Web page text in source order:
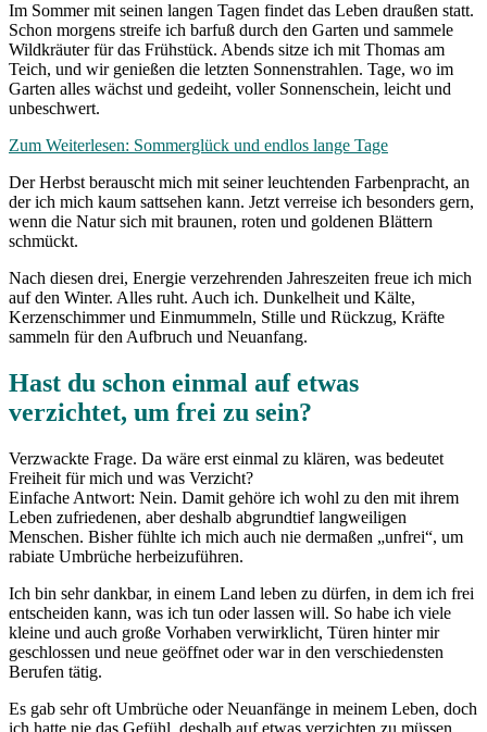
Im Sommer mit seinen langen Tagen findet das Leben draußen statt.
Schon morgens streife ich barfuß durch den Garten und sammele
Wildkräuter für das Frühstück. Abends sitze ich mit Thomas am
Teich, und wir genießen die letzten Sonnenstrahlen. Tage, wo im
Garten alles wächst und gedeiht, voller Sonnenschein, leicht und
unbeschwert.
Zum Weiterlesen: Sommerglück und endlos lange Tage
Der Herbst berauscht mich mit seiner leuchtenden Farbenpracht, an
der ich mich kaum sattsehen kann. Jetzt verreise ich besonders gern,
wenn die Natur sich mit braunen, roten und goldenen Blättern
schmückt.
Nach diesen drei, Energie verzehrenden Jahreszeiten freue ich mich
auf den Winter. Alles ruht. Auch ich. Dunkelheit und Kälte,
Kerzenschimmer und Einmummeln, Stille und Rückzug, Kräfte
sammeln für den Aufbruch und Neuanfang.
Hast du schon einmal auf etwas
verzichtet, um frei zu sein?
Verzwackte Frage. Da wäre erst einmal zu klären, was bedeutet
Freiheit für mich und was Verzicht?
Einfache Antwort: Nein. Damit gehöre ich wohl zu den mit ihrem
Leben zufriedenen, aber deshalb abgrundtief langweiligen
Menschen. Bisher fühlte ich mich auch nie dermaßen „unfrei“, um
rabiate Umbrüche herbeizuführen.
Ich bin sehr dankbar, in einem Land leben zu dürfen, in dem ich frei
entscheiden kann, was ich tun oder lassen will. So habe ich viele
kleine und auch große Vorhaben verwirklicht, Türen hinter mir
geschlossen und neue geöffnet oder war in den verschiedensten
Berufen tätig.
Es gab sehr oft Umbrüche oder Neuanfänge in meinem Leben, doch
ich hatte nie das Gefühl, deshalb auf etwas verzichten zu müssen.